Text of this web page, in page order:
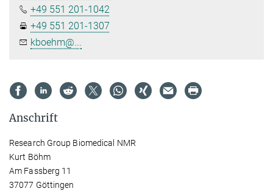
+49 551 201-1042
+49 551 201-1307
kboehm@...
Anschrift
Research Group Biomedical NMR
Kurt Böhm
Am Fassberg 11
37077 Göttingen